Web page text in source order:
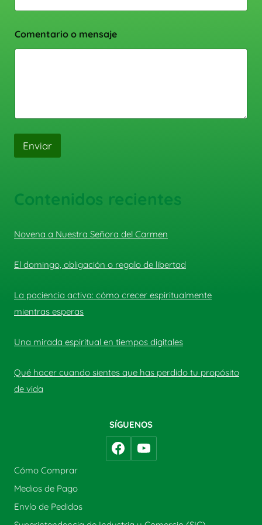
Comentario o mensaje
Enviar
Contenidos recientes
Novena a Nuestra Señora del Carmen
El domingo, obligación o regalo de libertad
La paciencia activa: cómo crecer espiritualmente
mientras esperas
Una mirada espiritual en tiempos digitales
Qué hacer cuando sientes que has perdido tu propósito
de vida
SÍGUENOS
Cómo Comprar
Medios de Pago
Envío de Pedidos